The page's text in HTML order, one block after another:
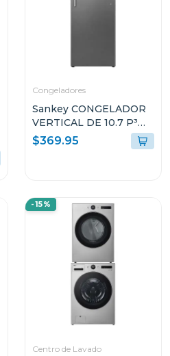
Congeladores
Sankey CONGELADOR
VERTICAL DE 10.7 P³
RFC1301
$369.95
-15%
Centro de Lavado